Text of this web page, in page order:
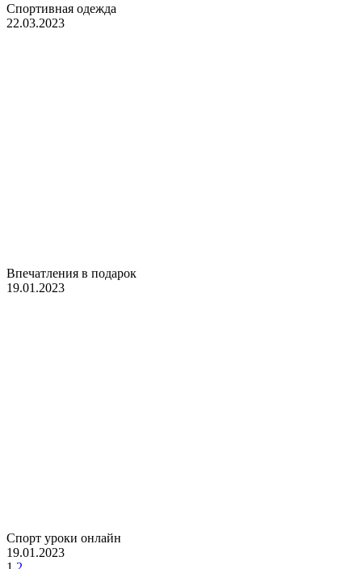
Спортивная одежда
22.03.2023
Впечатления в подарок
19.01.2023
Спорт уроки онлайн
19.01.2023